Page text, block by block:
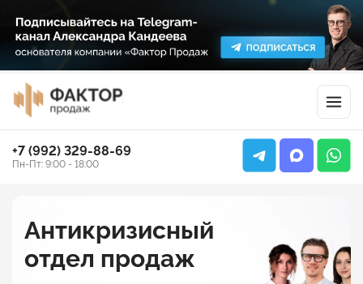
+7 (992) 329-88-69
Пн-Пт: 9:00 - 18:00
Антикризисный
отдел продаж